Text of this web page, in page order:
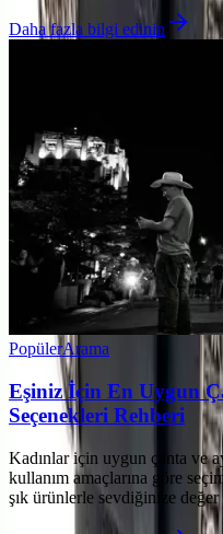
Daha fazla bilgi edinin
PopülerArama
Eşiniz İçin En Uygun
Seçenekleri Rehberi
Kadınlar için uygun çanta ve
kullanım amaçlarına göre
şık ürünlerle sevdiğinize değer